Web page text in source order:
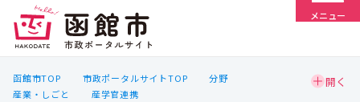
メニュー
函館市TOP 市政ポータルサイトTOP
分野
産業・しごと
産学官連携